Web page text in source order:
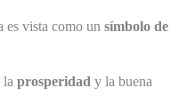
es vista como un símbolo de
la prosperidad y la buena